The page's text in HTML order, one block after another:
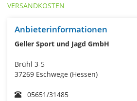
VERSANDKOSTEN
Anbieterinformationen
Geller Sport und Jagd GmbH
Brühl 3-5
37269 Eschwege (Hessen)
05651/31485